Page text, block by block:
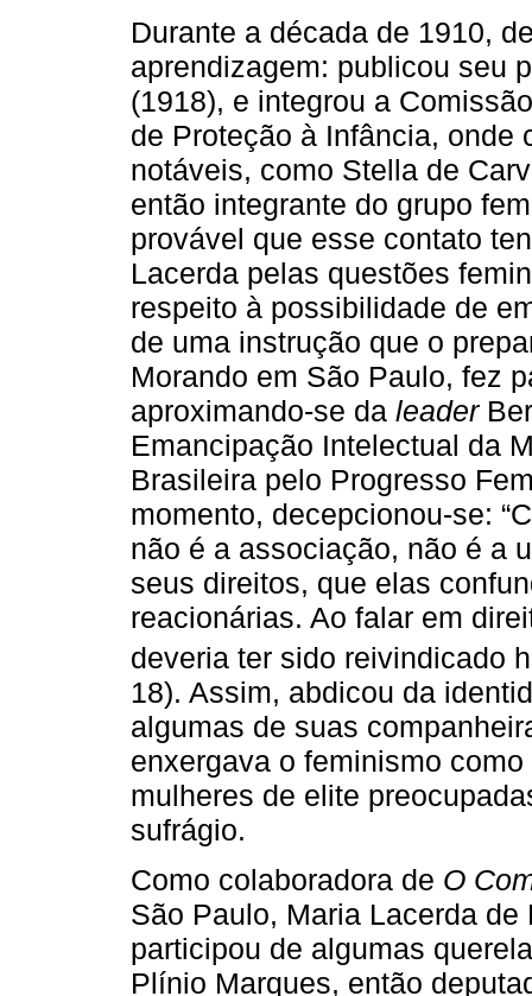
Durante a década de 1910,
aprendizagem: publicou seu
(1918), e integrou a
de Proteção à Infância, onde
notáveis, como Stella de
então integrante do grupo
provável que esse contato
Lacerda pelas questões
respeito à possibilidade de
de uma instrução que o
Morando em São Paulo, fez
aproximando-se da leader
Emancipação Intelectual da
Brasileira pelo Progresso
momento, decepcionou-se:
não é a associação, não é a
seus direitos, que elas
reacionárias. Ao falar em
deveria ter sido reivindicado
18). Assim, abdicou da
algumas de suas
enxergava o feminismo
mulheres de elite
sufrágio.
Como colaboradora de O
São Paulo, Maria Lacerda
participou de algumas
Plínio Marques, então